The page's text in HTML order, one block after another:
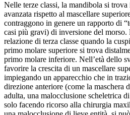
Nelle terze classi, la mandibola si
avanzata rispetto al mascellare
contraggono in genere un rapporto di
casi più gravi) di inversione del
relazione di terza classe quando la
primo molare superiore si trova
primo molare inferiore. Nell’età dello
favorire la crescita di un mascellare
impiegando un apparecchio che in
direzione anteriore (come la maschera
adulta, una malocclusione scheletrica
solo facendo ricorso alla chirurgia